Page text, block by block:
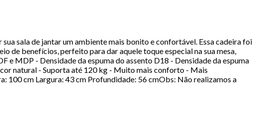
sala de jantar um ambiente mais bonito e confortável. Essa cadeira foi
de benefícios, perfeito para dar aquele toque especial na sua mesa,
MDP - Densidade da espuma do assento D18 - Densidade da espuma
natural - Suporta até 120 kg - Muito mais conforto - Mais
100 cm Largura: 43 cm Profundidade: 56 cmObs: Não realizamos a